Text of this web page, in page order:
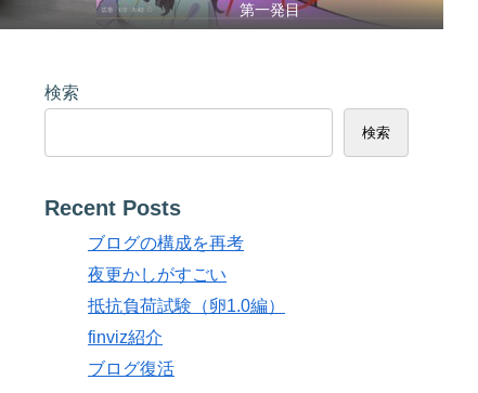
第一発目
検索
検索
Recent Posts
ブログの構成を再考
夜更かしがすごい
抵抗負荷試験（卵1.0編）
finviz紹介
ブログ復活